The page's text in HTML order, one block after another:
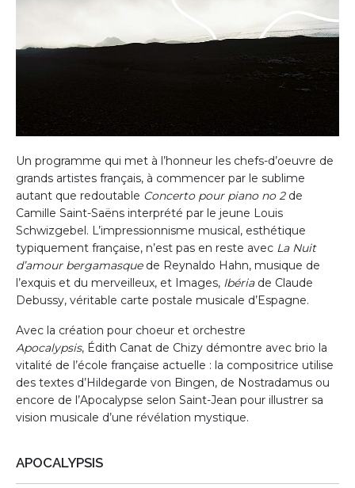
Un programme qui met à l’honneur les chefs-d’oeuvre de
grands artistes français, à commencer par le sublime
autant que redoutable Concerto pour piano no 2de
Camille Saint-Saëns interprété par le jeune Louis
Schwizgebel. L’impressionnisme musical, esthétique
typiquement française, n’est pas en reste avec La Nuit
d’amour bergamasquede Reynaldo Hahn, musique de
l’exquis et du merveilleux, et Images, Ibériade Claude
Debussy, véritable carte postale musicale d’Espagne.
Avec la création pour choeur et orchestre
Apocalypsis, Édith Canat de Chizy démontre avec brio la
vitalité de l’école française actuelle : la compositrice utilise
des textes d’Hildegarde von Bingen, de Nostradamus ou
encore de l’Apocalypse selon Saint-Jean pour illustrer sa
vision musicale d’une révélation mystique.
APOCALYPSIS